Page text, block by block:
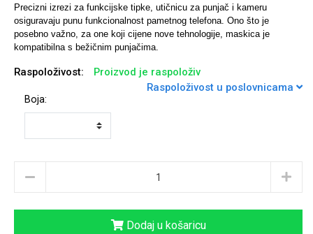
Precizni izrezi za funkcijske tipke, utičnicu za punjač i kameru
osiguravaju punu funkcionalnost pametnog telefona. Ono što je
posebno važno, za one koji cijene nove tehnologije, maskica je
kompatibilna s bežičnim punjačima.
Raspoloživost:
Proizvod je raspoloživ
Raspoloživost u poslovnicama
Boja:
Dodaj u košaricu
Životinjsko carstvo Takeoff